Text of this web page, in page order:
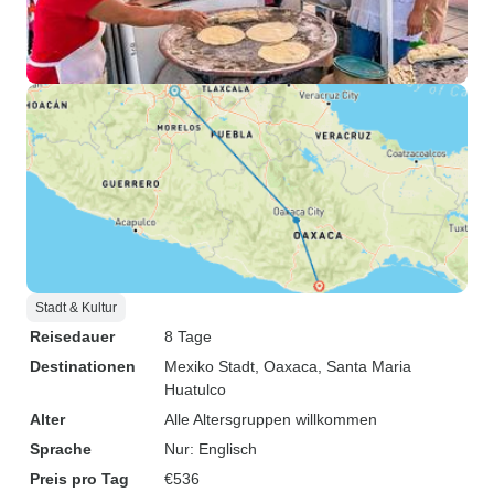
Stadt & Kultur
Reisedauer
8 Tage
Destinationen
Mexiko Stadt , Oaxaca , Santa Maria
Huatulco
Alter
Alle Altersgruppen willkommen
Sprache
Nur: Englisch
Preis pro Tag
€536